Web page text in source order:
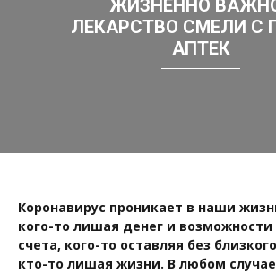
ЖИЗНЕННО
ЛЕКАРСТВО СМЕЛИ С
АПТЕК
Коронавирус проникает в наши
кого-то лишая денег и возможности
счета, кого-то оставляя без
кто-то лишая жизни. В любом